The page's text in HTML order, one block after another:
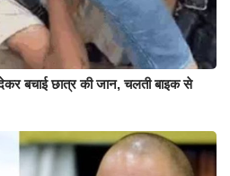
बचाई छात्र की जान, चलती बाइक से